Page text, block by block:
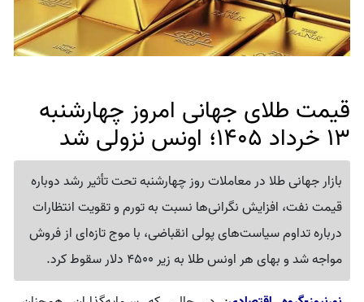
قیمت طلای جهانی امروز چهارشنبه
13 خرداد 1405؛ اونس نزولی شد
بازار جهانی طلا در معاملات روز چهارشنبه تحت تأثیر رشد دوباره
قیمت نفت، افزایش نگرانی‌ها نسبت به تورم و تقویت انتظارات
درباره تداوم سیاست‌های پولی انقباضی، با موج تازه‌ای از فروش
مواجه شد و بهای هر اونس طلا به زیر 4500 دلار سقوط کرد.